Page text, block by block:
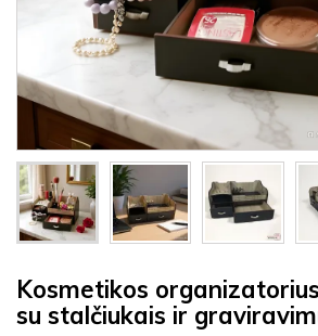
Kosmetikos
su stalčiukais ir